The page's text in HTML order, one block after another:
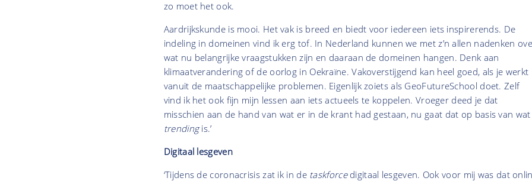
zo moet het ook.
Aardrijkskunde is mooi. Het vak is breed en biedt voor iedereen iets inspirerends. De
indeling in domeinen vind ik erg tof. In Nederland kunnen we met z’n allen nadenken
wat nu belangrijke vraagstukken zijn en daaraan de domeinen hangen. Denk aan
klimaatverandering of de oorlog in Oekraïne. Vakoverstijgend kan heel goed, als je werkt
vanuit de maatschappelijke problemen. Eigenlijk zoiets als GeoFutureSchool doet. Zelf
vind ik het ook fijn mijn lessen aan iets actueels te koppelen. Vroeger deed je dat
misschien aan de hand van wat er in de krant had gestaan, nu gaat dat op basis van wat
trendingis.’
Digitaal lesgeven
‘Tijdens de coronacrisis zat ik in de taskforce digitaal lesgeven. Ook voor mij was dat